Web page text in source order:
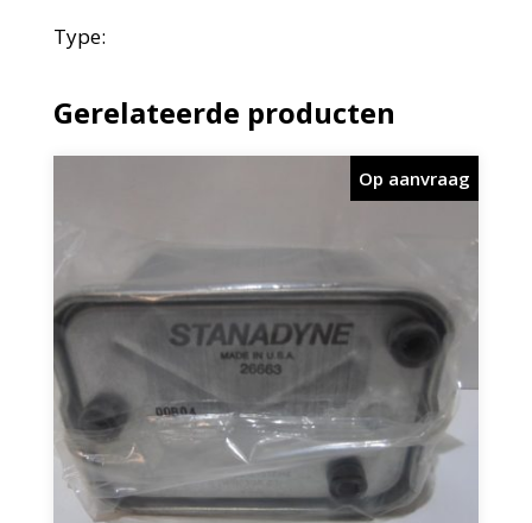
Type:
Gerelateerde producten
Op aanvraag